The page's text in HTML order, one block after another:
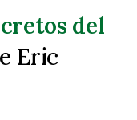
del
Eric